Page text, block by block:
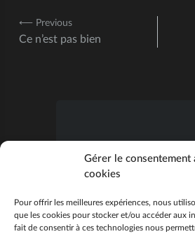
Gérer le consentement
cookies
Pour offrir les meilleures expériences, nous
que les cookies pour stocker et/ou accéder aux
fait de consentir à ces technologies nous
⟵ Previous
Ce n’est pas bien
S’abonner
0COMMENTAIRES